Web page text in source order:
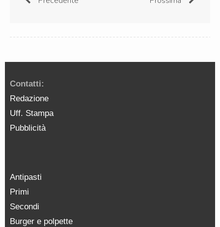
Contatti:
Redazione
Uff. Stampa
Pubblicità
Antipasti
Primi
Secondi
Burger e polpette